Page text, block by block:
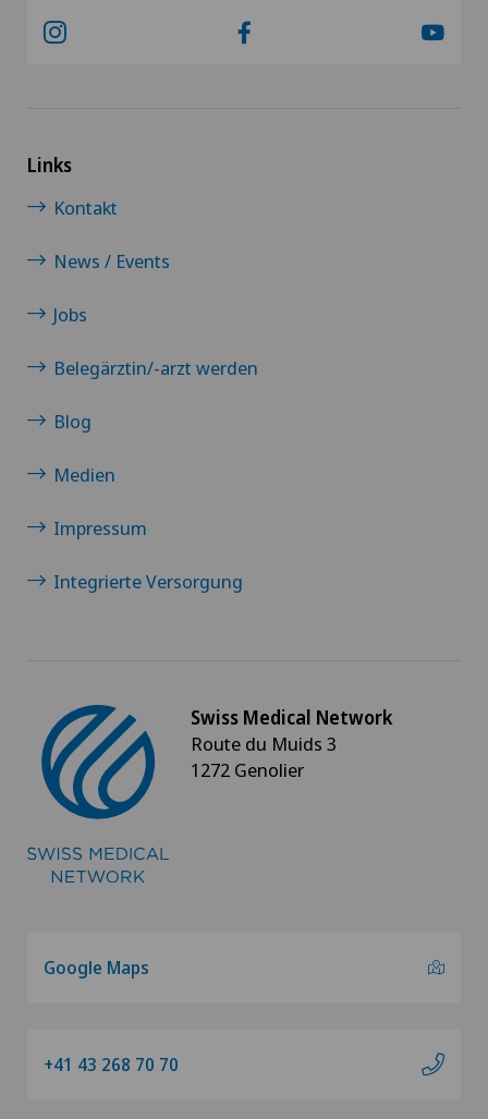
Links
Kontakt
News / Events
Jobs
Belegärztin/-arzt werden
Blog
Medien
Impressum
Integrierte Versorgung
Swiss Medical Network
Route du Muids 3
1272 Genolier
Google Maps
+41 43 268 70 70